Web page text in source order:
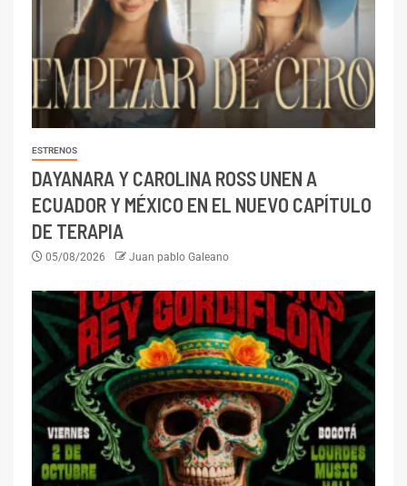
ESTRENOS
DAYANARA Y CAROLINA ROSS UNEN A
ECUADOR Y MÉXICO EN EL NUEVO CAPÍTULO
DE TERAPIA
05/08/2026 Juan pablo Galeano